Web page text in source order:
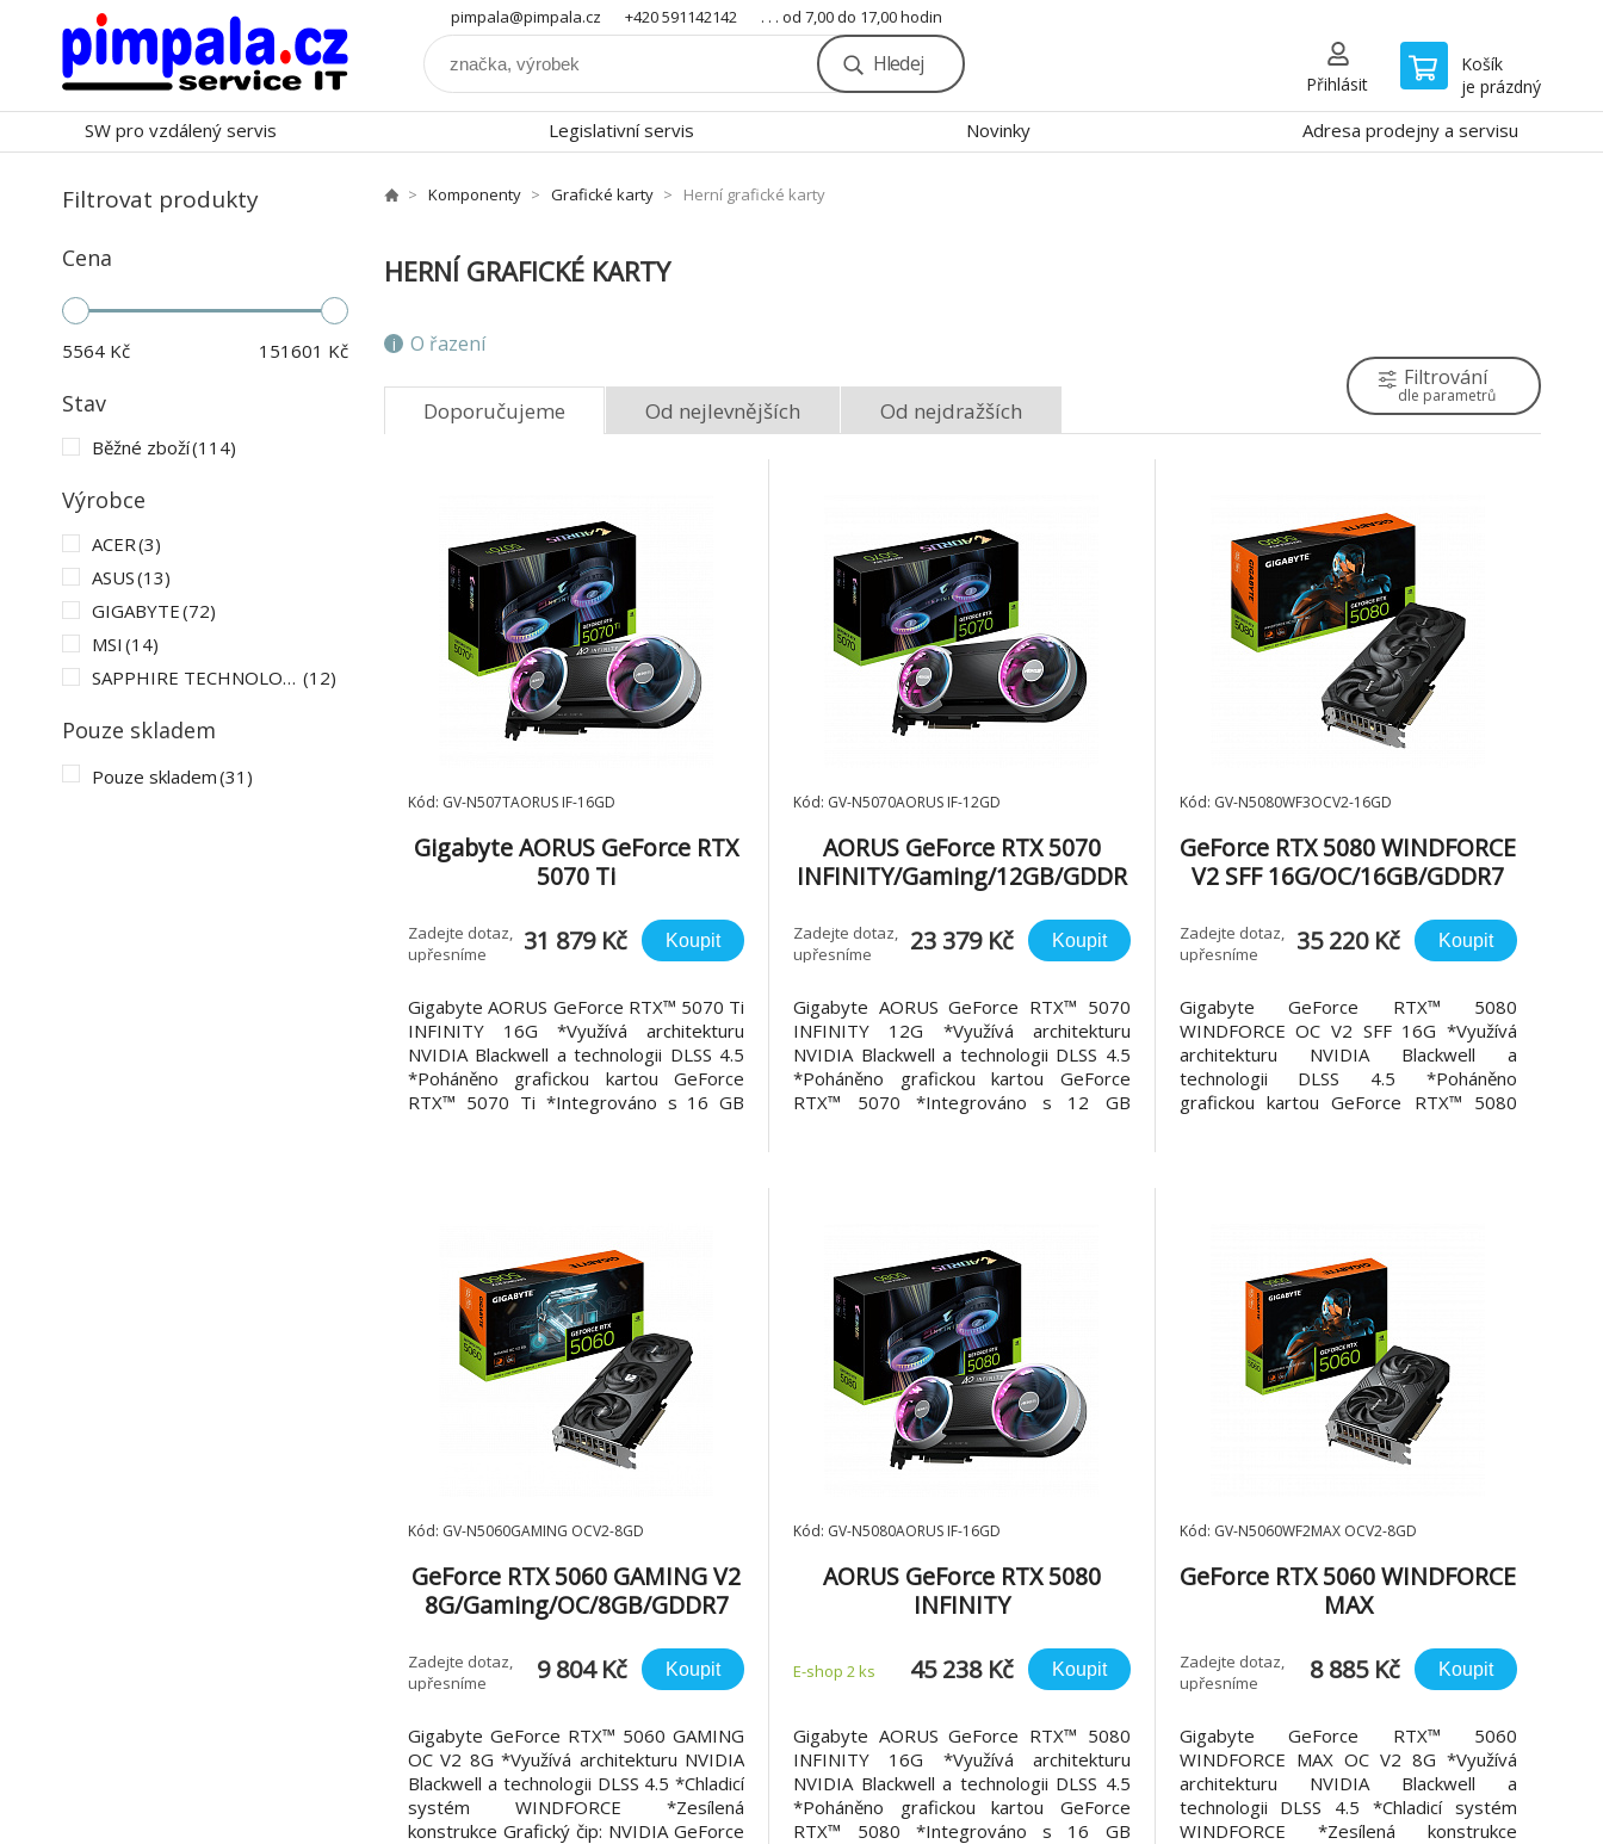
pimpala@pimpala.cz +420 591142142 . . . od 7,00 do 17,00 hodin
Hledej
Přihlásit
Košík
je prázdný
SW pro vzdálený servis Legislativní servis Novinky Adresa prodejny a servisu
Filtrovat produkty
Cena
5564 Kč 151601 Kč
Stav
Běžné zboží(114)
Výrobce
ACER(3)
ASUS(13)
GIGABYTE(72)
MSI (14)
SAPPHIRE TECHNOLOGY LTD (12)
Pouze skladem
Pouze skladem(31)
Komponenty Grafické karty Herní grafické karty
HERNÍ GRAFICKÉ KARTY
O řazení
Doporučujeme Od nejlevnějších Od nejdražších
Filtrování
dle parametrů
Kód: GV-N507TAORUS IF-16GD
Gigabyte AORUS GeForce RTX
5070 Ti
7
Zadejte dotaz,
upřesníme
31 879 Kč Koupit
Gigabyte AORUS GeForce RTX™ 5070 Ti
INFINITY 16G *Využívá architekturu
NVIDIA Blackwell a technologii DLSS 4.5
*Poháněno grafickou kartou GeForce
RTX™ 5070 Ti *Integrováno s 16 GB
Kód: GV-N5070AORUS IF-12GD
AORUS GeForce RTX 5070
INFINITY/Gaming/12GB/GDDR
Zadejte dotaz,
upřesníme
23 379 Kč Koupit
Gigabyte AORUS GeForce RTX™ 5070
INFINITY 12G *Využívá architekturu
NVIDIA Blackwell a technologii DLSS 4.5
*Poháněno grafickou kartou GeForce
RTX™ 5070 *Integrováno s 12 GB
Kód: GV-N5080WF3OCV2-16GD
GeForce RTX­­ 5080 WINDFORCE
V2 SFF 16G/OC/16GB/GDDR7
Zadejte dotaz,
upřesníme
35 220 Kč Koupit
Gigabyte GeForce RTX­­™ 5080
WINDFORCE OC V2 SFF 16G *Využívá
architekturu NVIDIA Blackwell a
technologii DLSS 4.5 *Poháněno
grafickou kartou GeForce RTX™ 5080
Kód: GV-N5060GAMING OCV2-8GD
GeForce RTX 5060 GAMING V2
8G/Gaming/OC/8GB/GDDR7
Zadejte dotaz,
upřesníme
9 804 Kč Koupit
Gigabyte GeForce RTX™ 5060 GAMING
OC V2 8G *Využívá architekturu NVIDIA
Blackwell a technologii DLSS 4.5 *Chladicí
systém WINDFORCE *Zesílená
konstrukce Grafický čip: NVIDIA GeForce
Kód: GV-N5080AORUS IF-16GD
AORUS GeForce RTX 5080
INFINITY
E-shop 2 ks 45 238 Kč Koupit
Gigabyte AORUS GeForce RTX™ 5080
INFINITY 16G *Využívá architekturu
NVIDIA Blackwell a technologii DLSS 4.5
*Poháněno grafickou kartou GeForce
RTX™ 5080 *Integrováno s 16 GB
Kód: GV-N5060WF2MAX OCV2-8GD
GeForce RTX 5060 WINDFORCE
MAX
Zadejte dotaz,
upřesníme
8 885 Kč Koupit
Gigabyte GeForce RTX™ 5060
WINDFORCE MAX OC V2 8G *Využívá
architekturu NVIDIA Blackwell a
technologii DLSS 4.5 *Chladicí systém
WINDFORCE *Zesílená konstrukce